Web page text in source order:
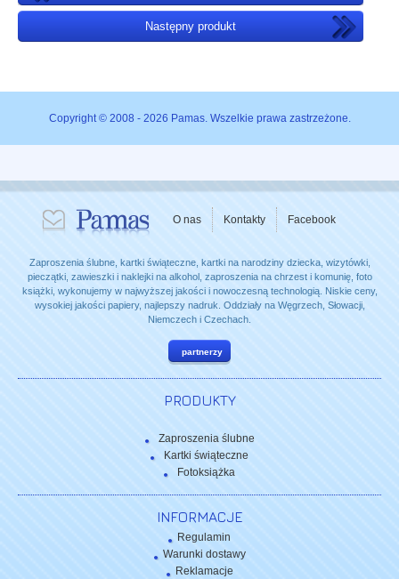
Następny produkt
Copyright © 2008 - 2026 Pamas. Wszelkie prawa zastrzeżone.
O nas Kontakty Facebook
Zaproszenia ślubne, kartki świąteczne, kartki na narodziny dziecka, wizytówki,
pieczątki, zawieszki i naklejki na alkohol, zaproszenia na chrzest i komunię, foto
książki, wykonujemy w najwyższej jakości i nowoczesną technologią. Niskie ceny,
wysokiej jakości papiery, najlepszy nadruk. Oddziały na Węgrzech, Słowacji,
Niemczech i Czechach.
partnerzy
PRODUKTY
Zaproszenia ślubne
Kartki świąteczne
Fotoksiążka
INFORMACJE
Regulamin
Warunki dostawy
Reklamacje